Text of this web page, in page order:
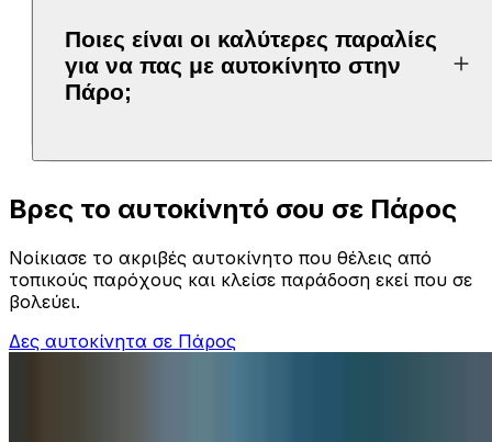
Ποιες είναι οι καλύτερες παραλίες
για να πας με αυτοκίνητο στην
Πάρο;
Βρες το αυτοκίνητό σου σε Πάρος
Νοίκιασε το ακριβές αυτοκίνητο που θέλεις από
τοπικούς παρόχους και κλείσε παράδοση εκεί που σε
βολεύει.
Δες αυτοκίνητα σε Πάρος